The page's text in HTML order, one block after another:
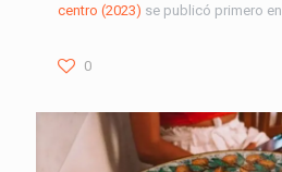
centro (2023) se publicó primero en
0